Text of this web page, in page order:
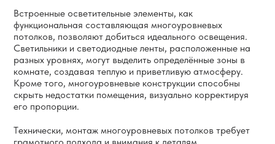
Встроенные осветительные элементы, как
функциональная составляющая многоуровневых
потолков, позволяют добиться идеального освещения.
Светильники и светодиодные ленты, расположенные на
разных уровнях, могут выделить определённые зоны в
комнате, создавая теплую и приветливую атмосферу.
Кроме того, многоуровневые конструкции способны
скрыть недостатки помещения, визуально корректируя
его пропорции.
Технически, монтаж многоуровневых потолков требует